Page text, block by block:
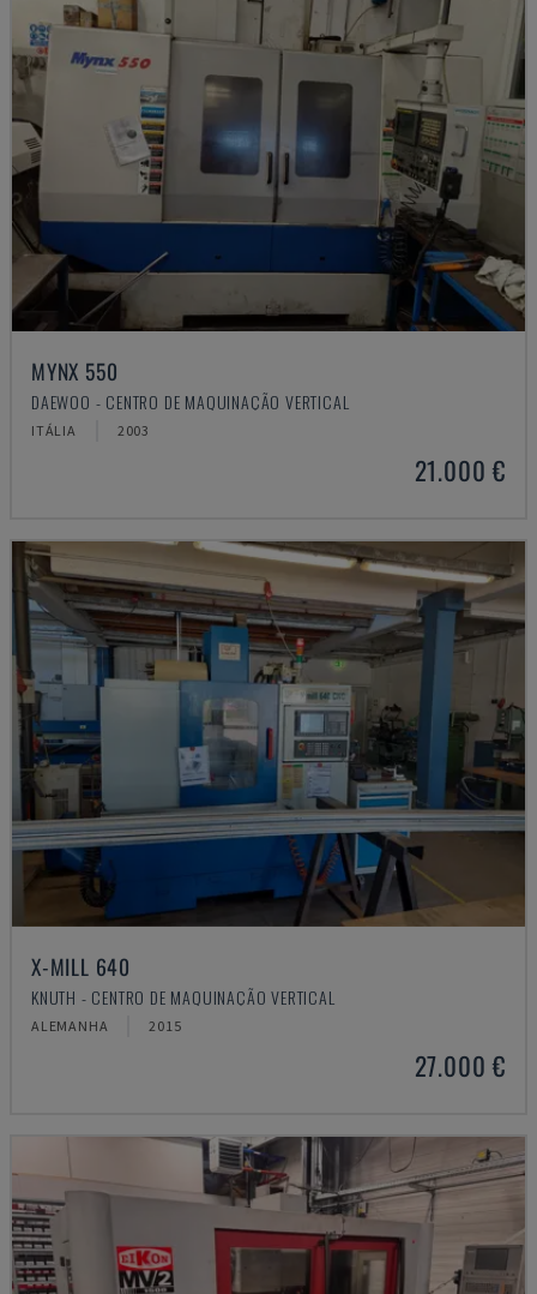
MYNX 550
DAEWOO - CENTRO DE MAQUINAÇÃO VERTICAL
ITÁLIA 2003
21.000 €
X-MILL 640
KNUTH - CENTRO DE MAQUINAÇÃO VERTICAL
ALEMANHA 2015
27.000 €